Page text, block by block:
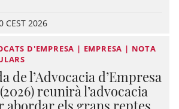
CEST 2026
D'EMPRESA | EMPRESA | NOTA
de l’Advocacia d’Empresa
reunirà l’advocacia